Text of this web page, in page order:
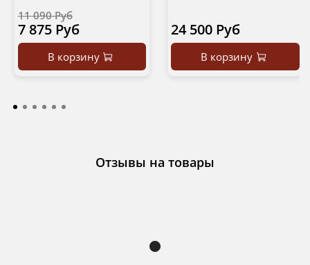
11 090 Руб
7 875 Руб
В корзину
24 500 Руб
В корзину
Отзывы на товары